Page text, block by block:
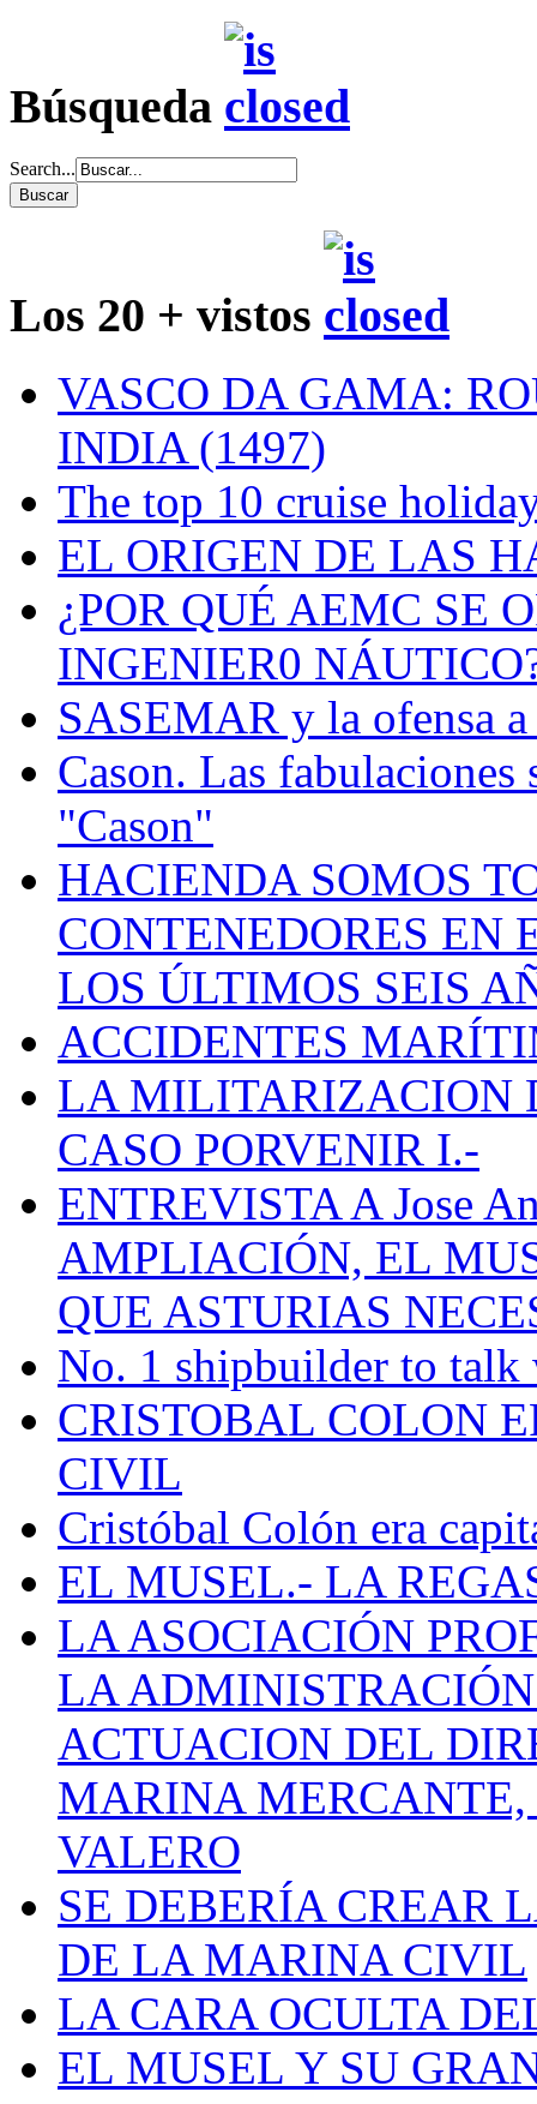
Búsqueda
Search...
Los 20 + vistos
VASCO DA GAMA:
INDIA (1497)
The top 10 cruise
EL ORIGEN DE LAS
¿POR QUÉ AEMC SE
INGENIER0
SASEMAR y la ofensa a
Cason. Las fabulaciones
"Cason"
HACIENDA SOMOS
CONTENEDORES EN
LOS ÚLTIMOS SEIS
ACCIDENTES
LA MILITARIZACION
CASO PORVENIR I.-
ENTREVISTA A Jose
AMPLIACIÓN, EL
QUE ASTURIAS
No. 1 shipbuilder to talk
CRISTOBAL COLON
CIVIL
Cristóbal Colón era
EL MUSEL.- LA
LA ASOCIACIÓN
LA
ACTUACION DEL
MARINA
VALERO
SE DEBERÍA CREAR
DE LA MARINA CIVIL
LA CARA OCULTA
EL MUSEL Y SU